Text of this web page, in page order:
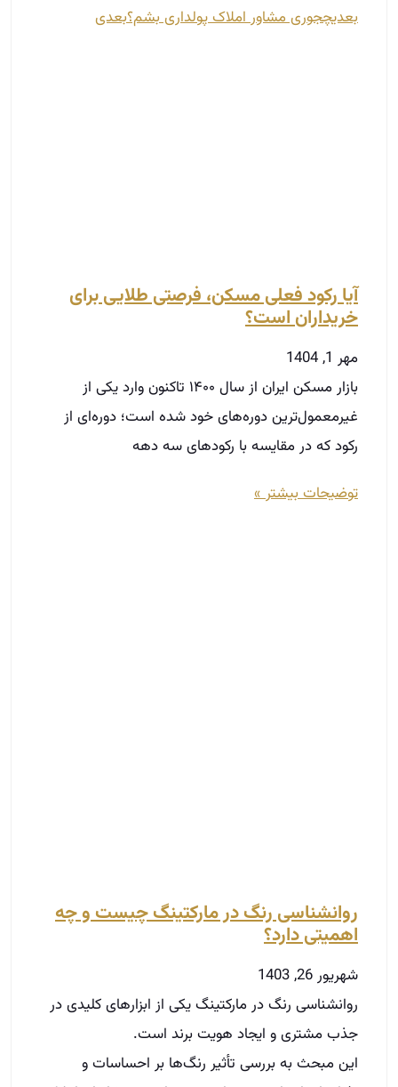
بعدیچجوری مشاور املاک پولداری بشم؟بعدی
آیا رکود فعلی مسکن، فرصتی طلایی برای
خریداران است؟
مهر 1, 1404
بازار مسکن ایران از سال ۱۴۰۰ تاکنون وارد یکی از
غیرمعمول‌ترین دوره‌های خود شده است؛ دوره‌ای از
رکود که در مقایسه با رکودهای سه دهه
توضیحات بیشتر »
روانشناسی رنگ در مارکتینگ چیست و چه
اهمیتی دارد؟
شهریور 26, 1403
روانشناسی رنگ در مارکتینگ یکی از ابزارهای کلیدی در
جذب مشتری و ایجاد هویت برند است.
این مبحث به بررسی تأثیر رنگ‌ها بر احساسات و